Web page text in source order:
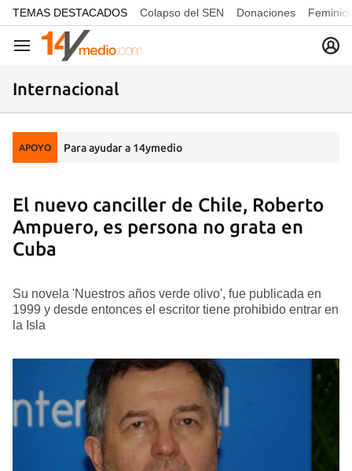
common.go-to-content
TEMAS DESTACADOS Colapso del SEN Donaciones
Navegación
Internacional
APOYO Para ayudar a 14ymedio
El nuevo canciller de Chile, Roberto
Ampuero, es persona no grata en
Cuba
Su novela 'Nuestros años verde olivo', fue publicada en
1999 y desde entonces el escritor tiene prohibido entrar en
la Isla